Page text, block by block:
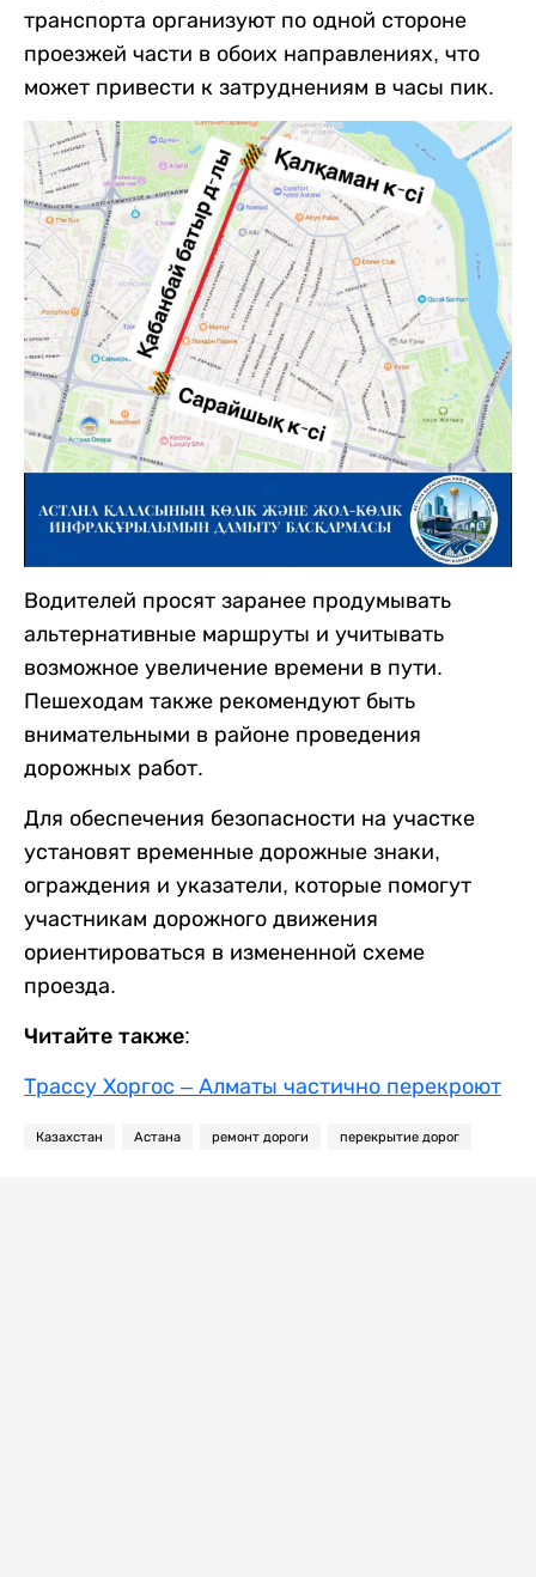
транспорта организуют по одной стороне
проезжей части в обоих направлениях, что
может привести к затруднениям в часы пик.
Водителей просят заранее продумывать
альтернативные маршруты и учитывать
возможное увеличение времени в пути.
Пешеходам также рекомендуют быть
внимательными в районе проведения
дорожных работ.
Для обеспечения безопасности на участке
установят временные дорожные знаки,
ограждения и указатели, которые помогут
участникам дорожного движения
ориентироваться в измененной схеме
проезда.
Читайте также:
Трассу Хоргос – Алматы частично перекроют
Казахстан Астана ремонт дороги перекрытие дорог